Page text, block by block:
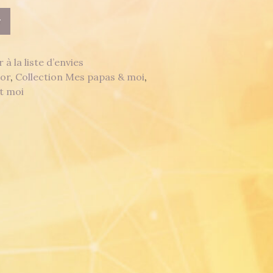
à la liste d’envies
, Collection Mes papas & moi,
moi